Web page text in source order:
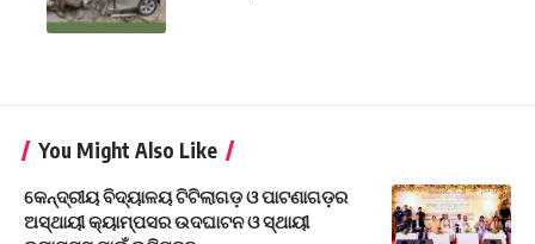
You Might Also Like
କେନ୍ଦ୍ରୀୟ ବିଦ୍ୟାଳୟ ଟିଟିଲାଗଡ଼ ଓ ପାଟଣାଗଡ଼ର
ଅସ୍ଥାୟୀ କ୍ୟାମ୍ପସର ଉଦଘାଟନ ଓ ସ୍ଥାୟୀ